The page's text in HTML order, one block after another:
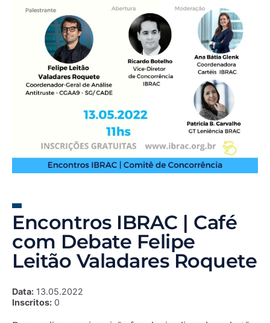
Encontros IBRAC | Café
com Debate Felipe
Leitão Valadares Roquete
Data: 13.05.2022
Inscritos: 0